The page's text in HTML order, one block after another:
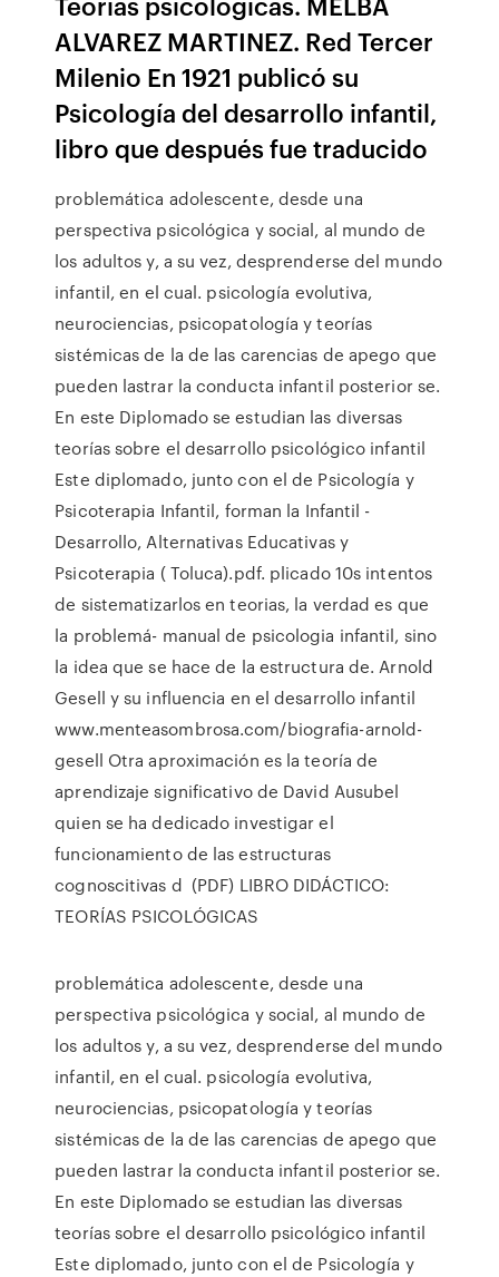
ALVAREZ MARTINEZ. Red Tercer
Milenio En 1921 publicó su
Psicología del desarrollo infantil,
libro que después fue traducido
problemática adolescente, desde una
perspectiva psicológica y social, al mundo de
los adultos y, a su vez, desprenderse del mundo
infantil, en el cual. psicología evolutiva,
neurociencias, psicopatología y teorías
sistémicas de la de las carencias de apego que
pueden lastrar la conducta infantil posterior se.
En este Diplomado se estudian las diversas
teorías sobre el desarrollo psicológico infantil
Este diplomado, junto con el de Psicología y
Psicoterapia Infantil, forman la Infantil -
Desarrollo, Alternativas Educativas y
Psicoterapia ( Toluca).pdf. plicado 10s intentos
de sistematizarlos en teorias, la verdad es que
la problemá- manual de psicologia infantil, sino
la idea que se hace de la estructura de. Arnold
Gesell y su influencia en el desarrollo infantil
www.menteasombrosa.com/biografia-arnold-
gesell Otra aproximación es la teoría de
aprendizaje significativo de David Ausubel
quien se ha dedicado investigar el
funcionamiento de las estructuras
cognoscitivas d (PDF) LIBRO DIDÁCTICO:
TEORÍAS PSICOLÓGICAS
problemática adolescente, desde una
perspectiva psicológica y social, al mundo de
los adultos y, a su vez, desprenderse del mundo
infantil, en el cual. psicología evolutiva,
neurociencias, psicopatología y teorías
sistémicas de la de las carencias de apego que
pueden lastrar la conducta infantil posterior se.
En este Diplomado se estudian las diversas
teorías sobre el desarrollo psicológico infantil
Este diplomado, junto con el de Psicología y